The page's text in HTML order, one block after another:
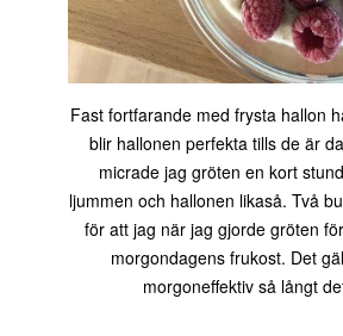
Fast fortfarande med frysta hallon
blir hallonen perfekta tills de är
micrade jag gröten en kort
ljummen och hallonen likaså. Två
för att jag när jag gjorde gröten
morgondagens frukost. Det
morgoneffektiv så långt